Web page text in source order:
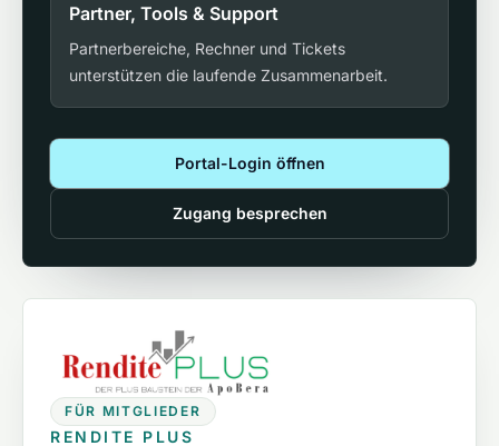
Partner, Tools & Support
Partnerbereiche, Rechner und Tickets
unterstützen die laufende Zusammenarbeit.
Portal-Login öffnen
Zugang besprechen
FÜR MITGLIEDER
RENDITE PLUS